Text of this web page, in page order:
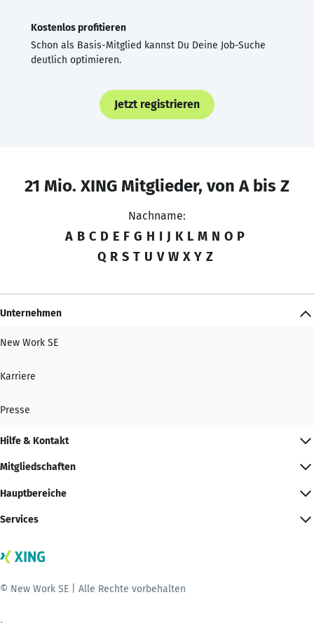
Kostenlos profitieren
Schon als Basis-Mitglied kannst Du Deine Job-Suche
deutlich optimieren.
Jetzt registrieren
21 Mio. XING Mitglieder, von A bis Z
Nachname:
A B C D E F G H I J K L M N O P
Q R S T U V W X Y Z
Unternehmen
New Work SE
Karriere
Presse
Hilfe & Kontakt
Mitgliedschaften
Hauptbereiche
Services
© New Work SE | Alle Rechte vorbehalten